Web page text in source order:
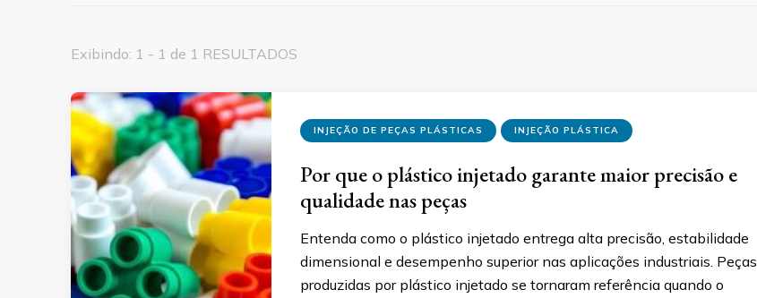
Exibindo: 1 - 1 de 1 RESULTADOS
INJEÇÃO DE PEÇAS PLÁSTICAS INJEÇÃO PLÁSTICA
Por que o plástico injetado garante maior precisão e
qualidade nas peças
Entenda como o plástico injetado entrega alta precisão, estabilidade
dimensional e desempenho superior nas aplicações industriais. Peças
produzidas por plástico injetado se tornaram referência quando o